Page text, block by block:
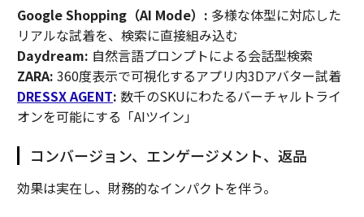
Google Shopping（AI Mode）: 多様な体型に対応した
リアルな試着を、検索に直接組み込む
Daydream: 自然言語プロンプトによる会話型検索
ZARA: 360度表示で可視化するアプリ内3Dアバター試着
DRESSX AGENT: 数千のSKUにわたるバーチャルトライ
オンを可能にする「AIツイン」
コンバージョン、エンゲージメント、返品
効果は実在し、財務的なインパクトを伴う。